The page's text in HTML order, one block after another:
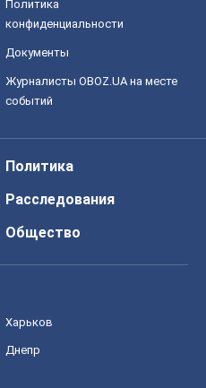
Политика
конфиденциальности
Документы
Журналисты OBOZ.UA на месте
событий
Политика
Расследования
Общество
Харьков
Днепр